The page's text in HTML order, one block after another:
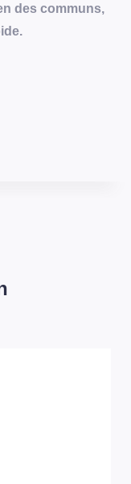
des communs,